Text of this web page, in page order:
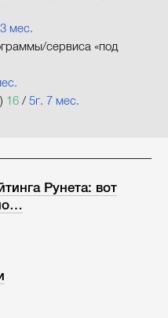
мес.
сервиса «под
16 /5г. 7 мес.
Рунета: вот